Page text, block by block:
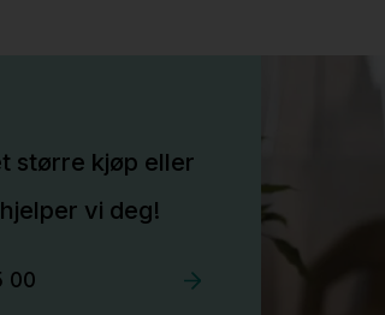
større kjøp eller
vi deg!
00